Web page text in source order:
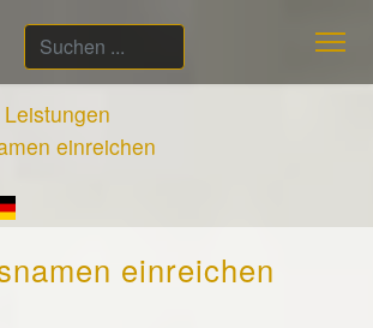
Suchen
...
Leistungen
einreichen
einreichen